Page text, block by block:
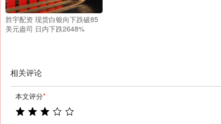
胜宇配资 现货白银向下跌破85
美元盎司 日内下跌2648%
相关评论
本文评分*